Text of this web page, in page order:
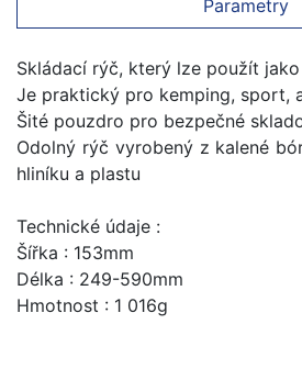
Parametry
Skládací rýč, který lze použít
Je praktický pro kemping, sport,
Šité pouzdro pro bezpečné
Odolný rýč vyrobený z kalené
hliníku a plastu
Technické údaje :
Šířka : 153mm
Délka : 249-590mm
Hmotnost : 1 016g